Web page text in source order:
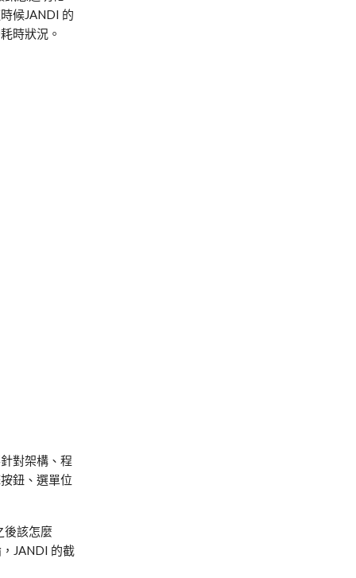
候JANDI 的
時狀況。
對架構、程
鈕、選單位
後該怎麼
JANDI 的截